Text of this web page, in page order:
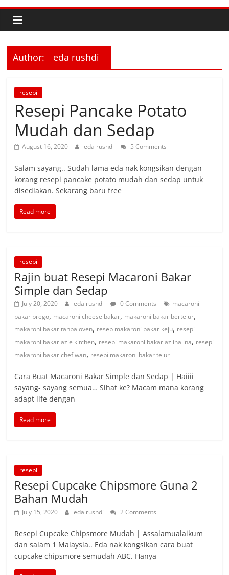
Author: eda rushdi
resepi
Resepi Pancake Potato
Mudah dan Sedap
August 16, 2020 eda rushdi 5 Comments
Salam sayang.. Sudah lama eda nak kongsikan dengan
korang resepi pancake potato mudah dan sedap untuk
disediakan. Sekarang baru free
Read more
resepi
Rajin buat Resepi Macaroni Bakar
Simple dan Sedap
July 20, 2020 eda rushdi 0 Comments
macaroni
bakar prego, macaroni cheese bakar, makaroni bakar bertelur,
makaroni bakar tanpa oven, resep makaroni bakar keju, resepi
makaroni bakar azie kitchen, resepi makaroni bakar azlina ina, resepi
makaroni bakar chef wan, resepi makaroni bakar telur
Cara Buat Macaroni Bakar Simple dan Sedap | Haiiii
sayang- sayang semua… Sihat ke? Macam mana korang
adapt life dengan
Read more
resepi
Resepi Cupcake Chipsmore Guna 2
Bahan Mudah
July 15, 2020 eda rushdi 2 Comments
Resepi Cupcake Chipsmore Mudah | Assalamualaikum
dan salam 1 Malaysia.. Eda nak kongsikan cara buat
cupcake chipsmore semudah ABC. Hanya